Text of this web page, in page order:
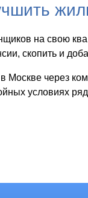
на свою
скопить и
Москве через
условиях